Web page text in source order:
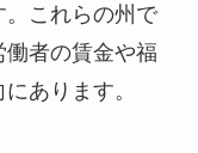
。これらの州で
者の賃金や福
あります。